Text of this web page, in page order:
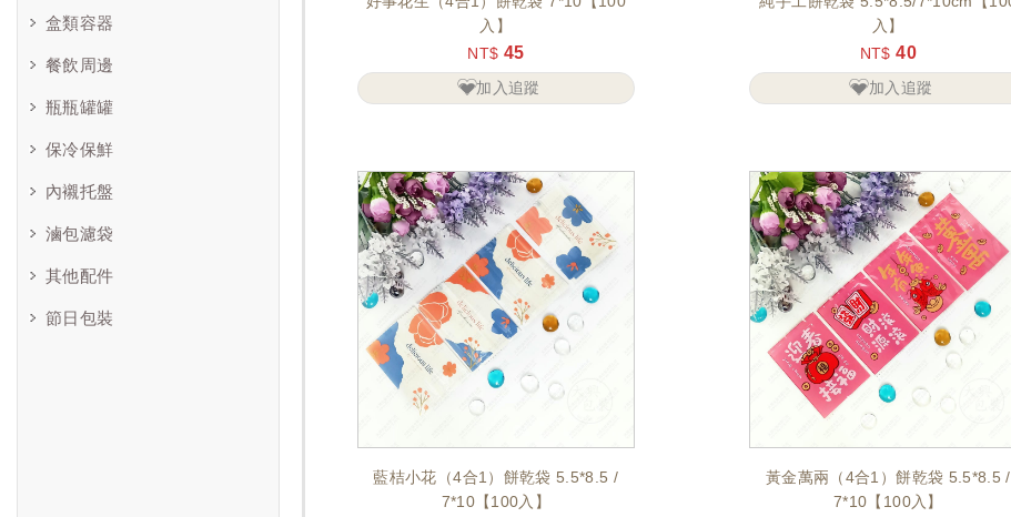
盒類容器
餐飲周邊
瓶瓶罐罐
保冷保鮮
內襯托盤
滷包濾袋
其他配件
節日包裝
入】
NT$ 45
加入追蹤
入】
NT$ 40
加入追蹤
藍桔小花（4合1）餅乾袋 5.5*8.5 /
7*10【100入】
黃金萬兩（4合1）餅乾袋 5.5*8.5 /
7*10【100入】